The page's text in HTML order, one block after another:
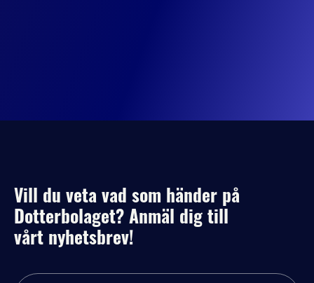
Vill du veta vad som händer på
Dotterbolaget? Anmäl dig till
vårt nyhetsbrev!